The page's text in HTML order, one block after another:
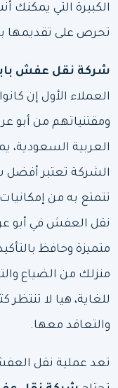
الكبيرة التي يمكنك
تحرص على تقديمها
شركة نقل عفش
العملاء الأول إن
ومقتنياتهم من أبو
العربية السعودية،
الشركة تعتبر
تتمتع به من
نقل العفش في أبو
متميزة وحافظ
منزلك من الضياع
للغاية، هيا لا تنتظر
والتعاقد معها.
تعد عملية نقل